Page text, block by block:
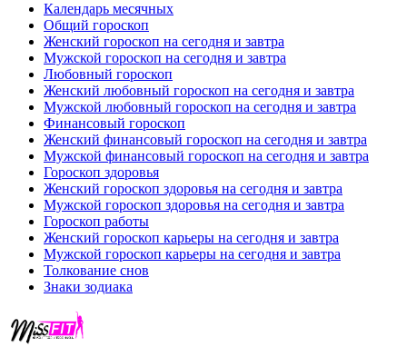
Календарь месячных
Общий гороскоп
Женский гороскоп на сегодня и завтра
Мужской гороскоп на сегодня и завтра
Любовный гороскоп
Женский любовный гороскоп на сегодня и завтра
Мужской любовный гороскоп на сегодня и завтра
Финансовый гороскоп
Женский финансовый гороскоп на сегодня и завтра
Мужской финансовый гороскоп на сегодня и завтра
Гороскоп здоровья
Женский гороскоп здоровья на сегодня и завтра
Мужской гороскоп здоровья на сегодня и завтра
Гороскоп работы
Женский гороскоп карьеры на сегодня и завтра
Мужской гороскоп карьеры на сегодня и завтра
Толкование снов
Знаки зодиака